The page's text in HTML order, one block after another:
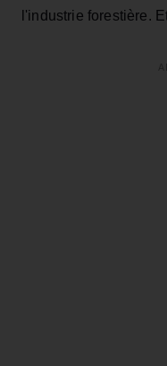
l'industrie forestière.